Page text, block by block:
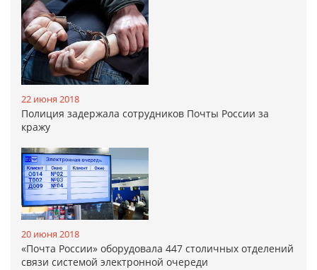
22 июня 2018
Полиция задержала сотрудников Почты России за
кражу
20 июня 2018
«Почта России» оборудовала 447 столичных отделений
связи системой электронной очереди